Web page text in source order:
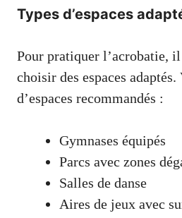
Types d’espaces
Pour pratiquer l’acrobatie,
choisir des espaces
d’espaces recommandés :
Gymnases équipés
Parcs avec zones
Salles de danse
Aires de jeux avec